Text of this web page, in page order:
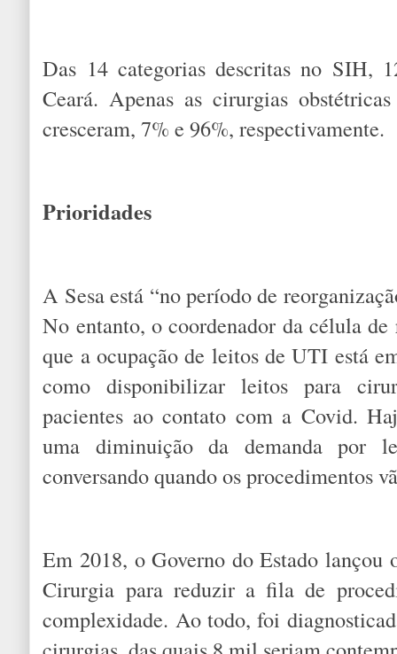
Das 14 categorias descritas no SIH,
Ceará. Apenas as cirurgias
cresceram, 7% e 96%, respectivamente.
Prioridades
A Sesa está “no período de
No entanto, o coordenador da célula
que a ocupação de leitos de UTI está
como disponibilizar leitos para
pacientes ao contato com a Covid.
uma diminuição da demanda por
conversando quando os procedimentos
Em 2018, o Governo do Estado lançou
Cirurgia para reduzir a fila de
complexidade. Ao todo, foi